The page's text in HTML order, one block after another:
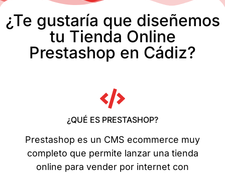
¿Te gustaría que diseñemos
tu Tienda Online
Prestashop en Cádiz?
¿QUÉ ES PRESTASHOP?
Prestashop es un CMS ecommerce muy
completo que permite lanzar una tienda
online para vender por internet con